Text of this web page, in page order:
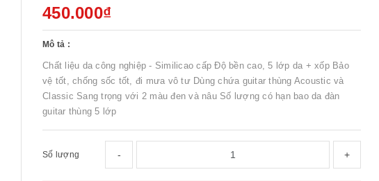
450.000₫
Mô tả :
Chất liệu da công nghiệp - Similicao cấp Độ bền cao, 5 lớp da + xốp Bảo
vệ tốt, chống sốc tốt, đi mưa vô tư Dùng chứa guitar thùng Acoustic và
Classic Sang trọng với 2 màu đen và nâu Số lượng có hạn bao da đàn
guitar thùng 5 lớp
Số lượng - +